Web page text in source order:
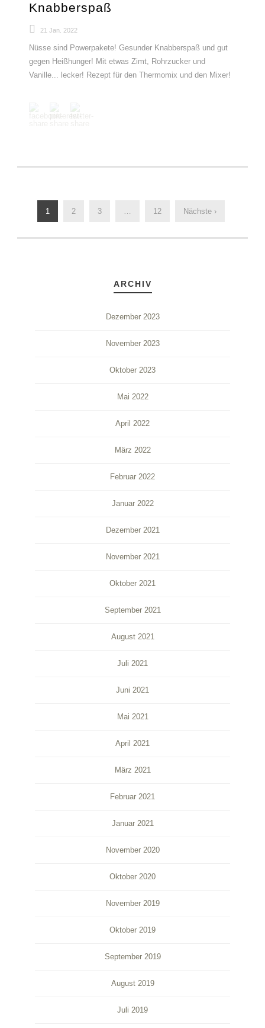
Knabberspaß
21 Jan. 2022
Nüsse sind Powerpakete! Gesunder Knabberspaß und gut
gegen Heißhunger! Mit etwas Zimt, Rohrzucker und
Vanille... lecker! Rezept für den Thermomix und den Mixer!
1 2 3 … 12 Nächste ›
ARCHIV
Dezember 2023
November 2023
Oktober 2023
Mai 2022
April 2022
März 2022
Februar 2022
Januar 2022
Dezember 2021
November 2021
Oktober 2021
September 2021
August 2021
Juli 2021
Juni 2021
Mai 2021
April 2021
März 2021
Februar 2021
Januar 2021
November 2020
Oktober 2020
November 2019
Oktober 2019
September 2019
August 2019
Juli 2019